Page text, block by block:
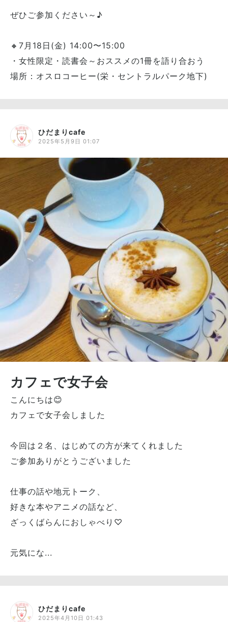
ぜひご参加ください～♪
🔸7月18日(金) 14:00〜15:00
・女性限定・読書会～おススメの1冊を語り合おう
場所：オスロコーヒー(栄・セントラルパーク地下)
ひだまりcafe
2025年5月9日 01:07
カフェで女子会
こんにちは😊
カフェで女子会しました
今回は２名、はじめての方が来てくれました
ご参加ありがとうございました
仕事の話や地元トーク、
好きな本やアニメの話など、
ざっくばらんにおしゃべり♡
元気にな...
ひだまりcafe
2025年4月10日 01:43